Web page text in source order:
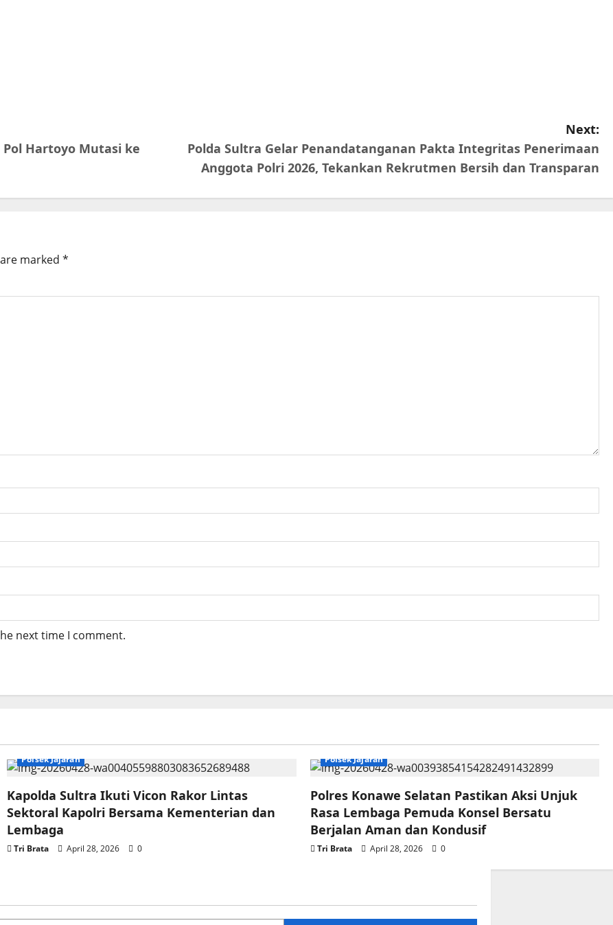
Hartoyo Mutasi ke
Next:
Polda Sultra Gelar Penandatanganan Pakta Integritas Penerimaan
Anggota Polri 2026, Tekankan Rekrutmen Bersih dan Transparan
marked *
next time I comment.
Polsek Jajaran
Kapolda Sultra Ikuti Vicon Rakor Lintas
Sektoral Kapolri Bersama Kementerian dan
Lembaga
Tri Brata April 28, 2026 0
Polsek Jajaran
Polres Konawe Selatan Pastikan Aksi Unjuk
Rasa Lembaga Pemuda Konsel Bersatu
Berjalan Aman dan Kondusif
Tri Brata April 28, 2026 0